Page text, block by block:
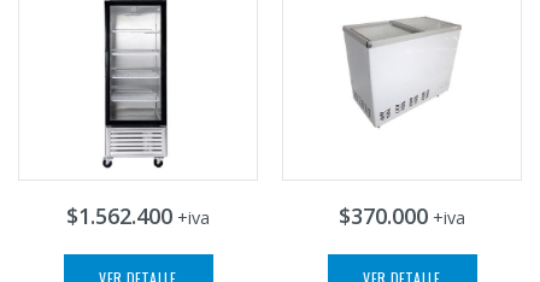
$1.562.400 +iva
VER DETALLE
$370.000 +iva
VER DETALLE